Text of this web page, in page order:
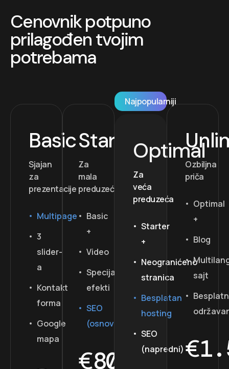
Cenovnik potpuno
prilagođen tvojim
potrebama
Basic
Sjajan
za
prezentacije
Multipage
3
slider-
a
Kontakt
forma
Google
mapa
Starter
Za
mala
preduzeća
Basic
+
Video
Specijalni
efekti
SEO
(osnovni)
€800
Najpopularniji
Optimal
Za
veća
preduzeća
Starter
+
Neogranićeno
stranica
Besplatan
hosting
SEO
(napredni)
Ozbiljna
priča
Optimal
+
Blog
sajt
€